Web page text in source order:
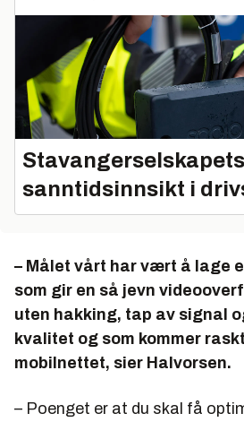
sanntidsinnsikt i
– Målet vårt har vært å lage
som gir en så jevn
uten hakking, tap av signal
kvalitet og som kommer
mobilnettet, sier Halvorsen.
– Poenget er at du skal få